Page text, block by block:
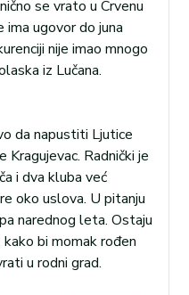
se vrato u Crvenu
ima ugovor do juna
nije imao mnogo
iz Lučana.
da napustiti Ljutice
Kragujevac. Radnički je
i dva kluba već
oko uslova. U pitanju
narednog leta. Ostaju
bi momak rođen
u rodni grad.